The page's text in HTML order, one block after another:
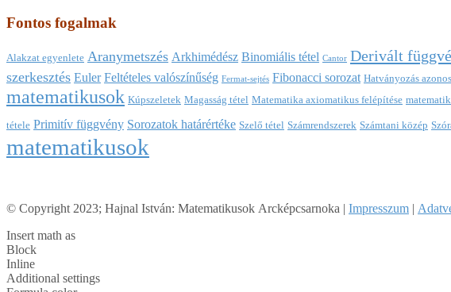
Fontos fogalmak
Alakzat egyenlete Aranymetszés Arkhimédész Binomiális tétel Cantor Derivált
szerkesztés Euler Feltételes valószínűség Fermat-sejtés Fibonacci sorozat Hatványozás
matematikusok Kúpszeletek Magasság tétel Matematika axiomatikus felépítése
tétele Primitív függvény Sorozatok határértéke Szelő tétel Számrendszerek Számtani közép
matematikusok
© Copyright 2023; Hajnal István: Matematikusok Arcképcsarnoka | Impresszum |
Insert math as
Block
Inline
Additional settings